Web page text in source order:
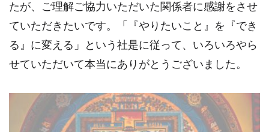
たが、ご理解ご協力いただいた関係者に感謝をさせ
ていただきたいです。「『やりたいこと』を『でき
る』に変える」という社是に従って、いろいろやら
せていただいて本当にありがとうございました。